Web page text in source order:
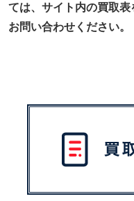
ては、サイト内の買取
お問い合わせください。